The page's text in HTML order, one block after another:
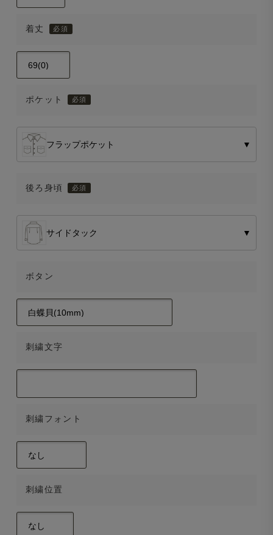
着丈
ポケット
フラップポケット ▼
後ろ身頃
サイドタック ▼
ボタン
刺繍文字
刺繍フォント
刺繍位置